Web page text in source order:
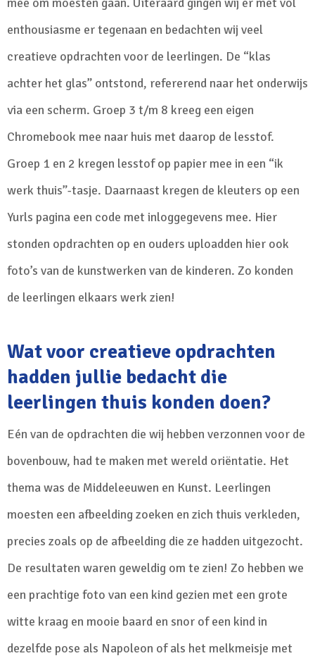
enthousiasme er tegenaan en bedachten wij veel
creatieve opdrachten voor de leerlingen. De “klas
achter het glas” ontstond, refererend naar het onderwijs
via een scherm. Groep 3 t/m 8 kreeg een eigen
Chromebook mee naar huis met daarop de lesstof.
Groep 1 en 2 kregen lesstof op papier mee in een “ik
werk thuis”-tasje. Daarnaast kregen de kleuters op een
Yurls pagina een code met inloggegevens mee. Hier
stonden opdrachten op en ouders uploadden hier ook
foto’s van de kunstwerken van de kinderen. Zo konden
de leerlingen elkaars werk zien!
Wat voor creatieve opdrachten
hadden jullie bedacht die
leerlingen thuis konden doen?
Eén van de opdrachten die wij hebben verzonnen voor de
bovenbouw, had te maken met wereld oriëntatie. Het
thema was de Middeleeuwen en Kunst. Leerlingen
moesten een afbeelding zoeken en zich thuis verkleden,
precies zoals op de afbeelding die ze hadden uitgezocht.
De resultaten waren geweldig om te zien! Zo hebben we
een prachtige foto van een kind gezien met een grote
witte kraag en mooie baard en snor of een kind in
dezelfde pose als Napoleon of als het melkmeisje met